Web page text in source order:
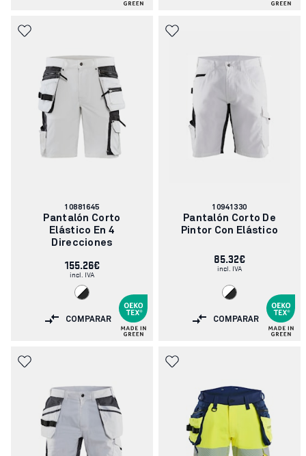
Número
de
artículo:
10881645
Pantalón Corto
Elástico En 4
Direcciones
155.26€
incl. IVA
COMPARAR
Número
de
artículo:
10941330
Pantalón Corto De
Pintor Con Elástico
85.32€
incl. IVA
COMPARAR